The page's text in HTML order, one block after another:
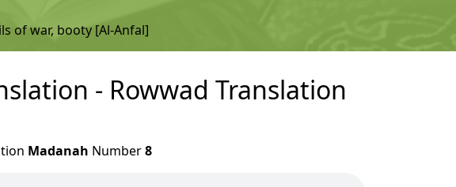
of war, booty [Al-Anfal]
- Rowwad Translation
Madanah Number8